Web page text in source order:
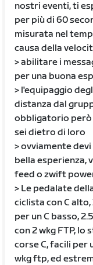
nostri eventi, ti
per più di 60
misurata nel
causa della
> abilitare i
per una buona
> l'equipaggio
distanza dal
obbligatorio però
sei dietro di loro
> ovviamente
bella esperienza,
feed o zwift
> Le pedalate
ciclista con C
per un C basso,
con 2 wkg FTP, lo
corse C, facili per
wkg ftp, ed